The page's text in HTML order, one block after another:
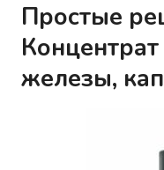
Простые
железы,